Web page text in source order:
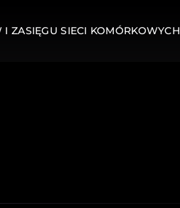
ZASIĘGU SIECI KOMÓRKOWYCH